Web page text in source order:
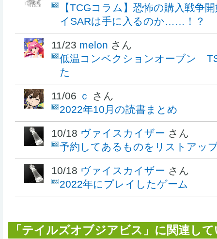
【TCGコラム】恐怖の購入戦争
イSARは手に入るのか……！？
11/23 melon さん
低温コンベクションオーブン
た
11/06 ｃ
さん
2022年10月の読書まとめ
10/18 ヴァイスカイザー さん
予約してあるものをリストアッ
10/18 ヴァイスカイザー さん
2022年にプレイしたゲーム
「テイルズオブジアビス」に関連し